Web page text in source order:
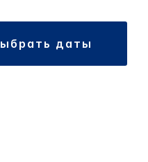
выбрать даты